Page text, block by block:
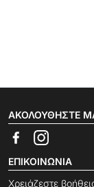
ΑΚΟΛΟΥΘΉΣΤΕ
ΕΠΙΚΟΙΝΩΝΊΑ
Χρειάζεστε